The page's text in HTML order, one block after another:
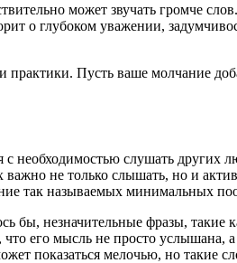
может звучать громче
о глубоком уважении,
практики. Пусть ваше молчание
слушать других
не только слышать, но и
так называемых минимальных
бы, незначительные фразы,
его мысль не просто услышана, а
показаться мелочью, но такие